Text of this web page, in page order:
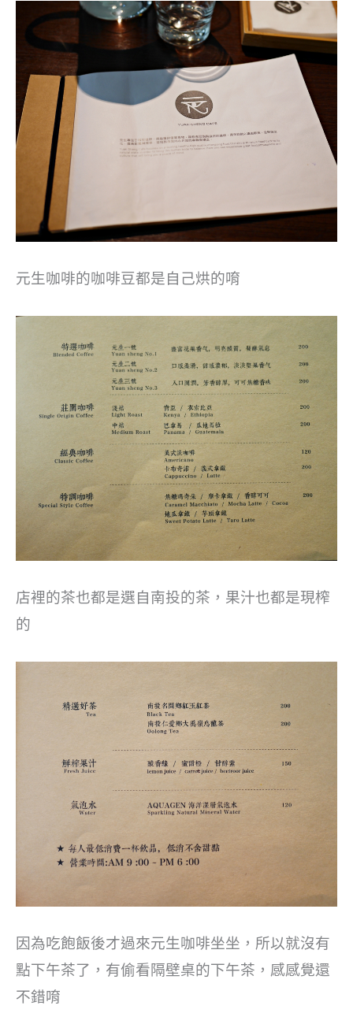
元生咖啡的咖啡豆都是自己烘的唷
店裡的茶也都是選自南投的茶，果汁也都是現榨
的
因為吃飽飯後才過來元生咖啡坐坐，所以就沒有
點下午茶了，有偷看隔壁桌的下午茶，感感覺還
不錯唷